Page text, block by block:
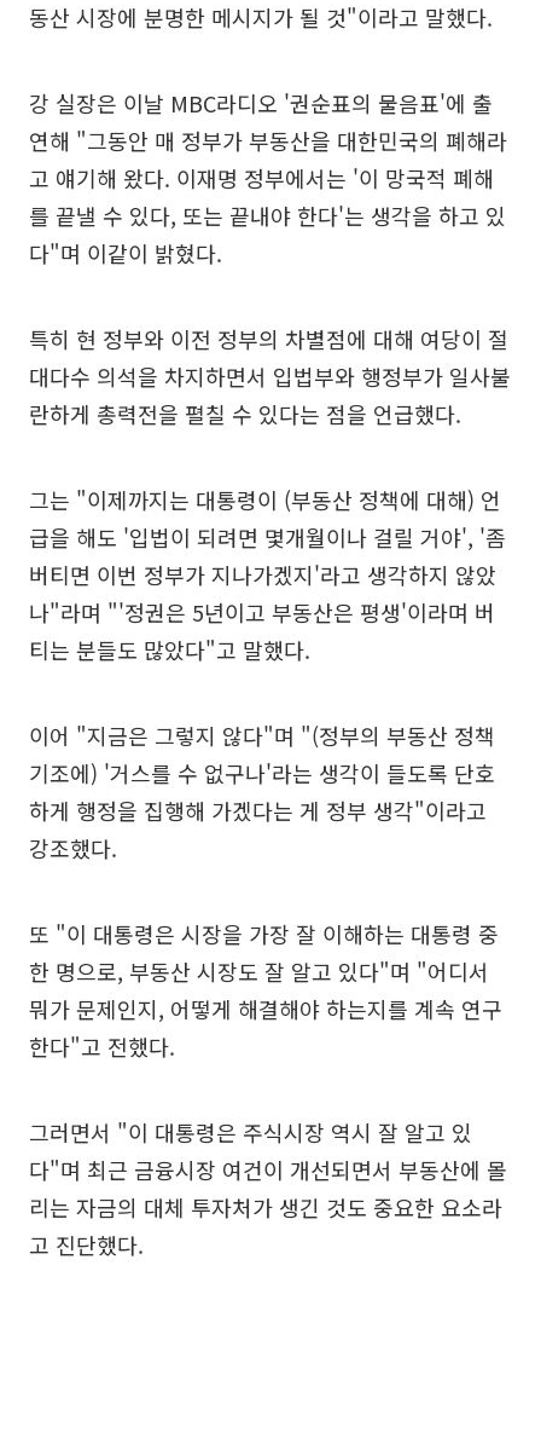
동산 시장에 분명한 메시지가 될 것"이라고 말했다.
강 실장은 이날 MBC라디오 '권순표의 물음표'에 출
연해 "그동안 매 정부가 부동산을 대한민국의 폐해라
고 얘기해 왔다. 이재명 정부에서는 '이 망국적 폐해
를 끝낼 수 있다, 또는 끝내야 한다'는 생각을 하고 있
다"며 이같이 밝혔다.
특히 현 정부와 이전 정부의 차별점에 대해 여당이 절
대다수 의석을 차지하면서 입법부와 행정부가 일사불
란하게 총력전을 펼칠 수 있다는 점을 언급했다.
그는 "이제까지는 대통령이 (부동산 정책에 대해) 언
급을 해도 '입법이 되려면 몇개월이나 걸릴 거야', '좀
버티면 이번 정부가 지나가겠지'라고 생각하지 않았
나"라며 "'정권은 5년이고 부동산은 평생'이라며 버
티는 분들도 많았다"고 말했다.
이어 "지금은 그렇지 않다"며 "(정부의 부동산 정책
기조에) '거스를 수 없구나'라는 생각이 들도록 단호
하게 행정을 집행해 가겠다는 게 정부 생각"이라고
강조했다.
또 "이 대통령은 시장을 가장 잘 이해하는 대통령 중
한 명으로, 부동산 시장도 잘 알고 있다"며 "어디서
뭐가 문제인지, 어떻게 해결해야 하는지를 계속 연구
한다"고 전했다.
그러면서 "이 대통령은 주식시장 역시 잘 알고 있
다"며 최근 금융시장 여건이 개선되면서 부동산에 몰
리는 자금의 대체 투자처가 생긴 것도 중요한 요소라
고 진단했다.